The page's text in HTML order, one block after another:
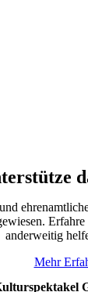
anderweitig
Mehr